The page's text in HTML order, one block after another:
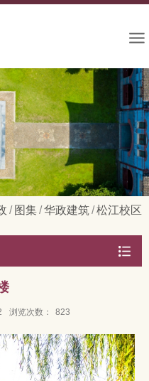
/ 图集/华政建筑/松江校区
浏览次数： 823